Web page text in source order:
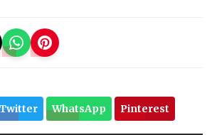
Twitter WhatsApp Pinterest